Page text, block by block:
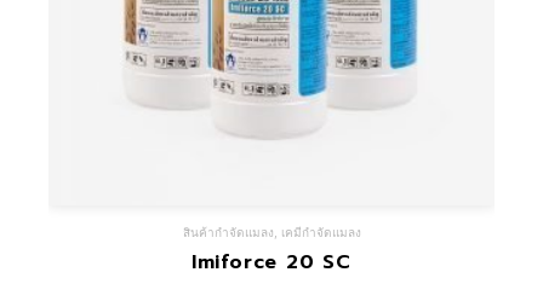
สินค้ากำจัดแมลง เคมีกำจัดแมลง
Imiforce 20 SC